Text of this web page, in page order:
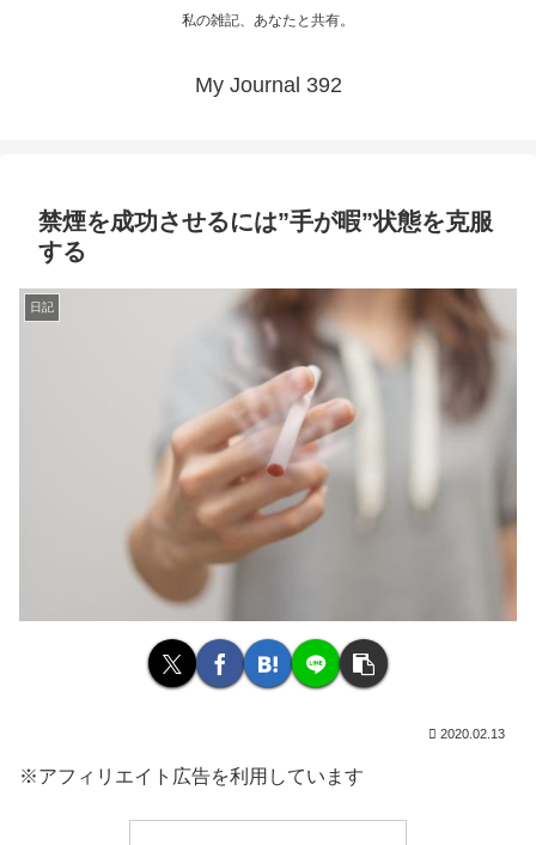
私の雑記、あなたと共有。
My Journal 392
禁煙を成功させるには”手が暇”状態を克服
する
日記
2020.02.13
※アフィリエイト広告を利用しています